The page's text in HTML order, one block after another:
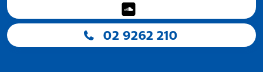
02 9262 210